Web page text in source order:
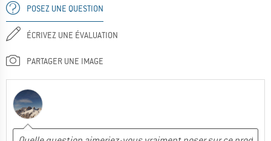
POSEZ UNE QUESTION
ÉCRIVEZ UNE ÉVALUATION
PARTAGER UNE IMAGE